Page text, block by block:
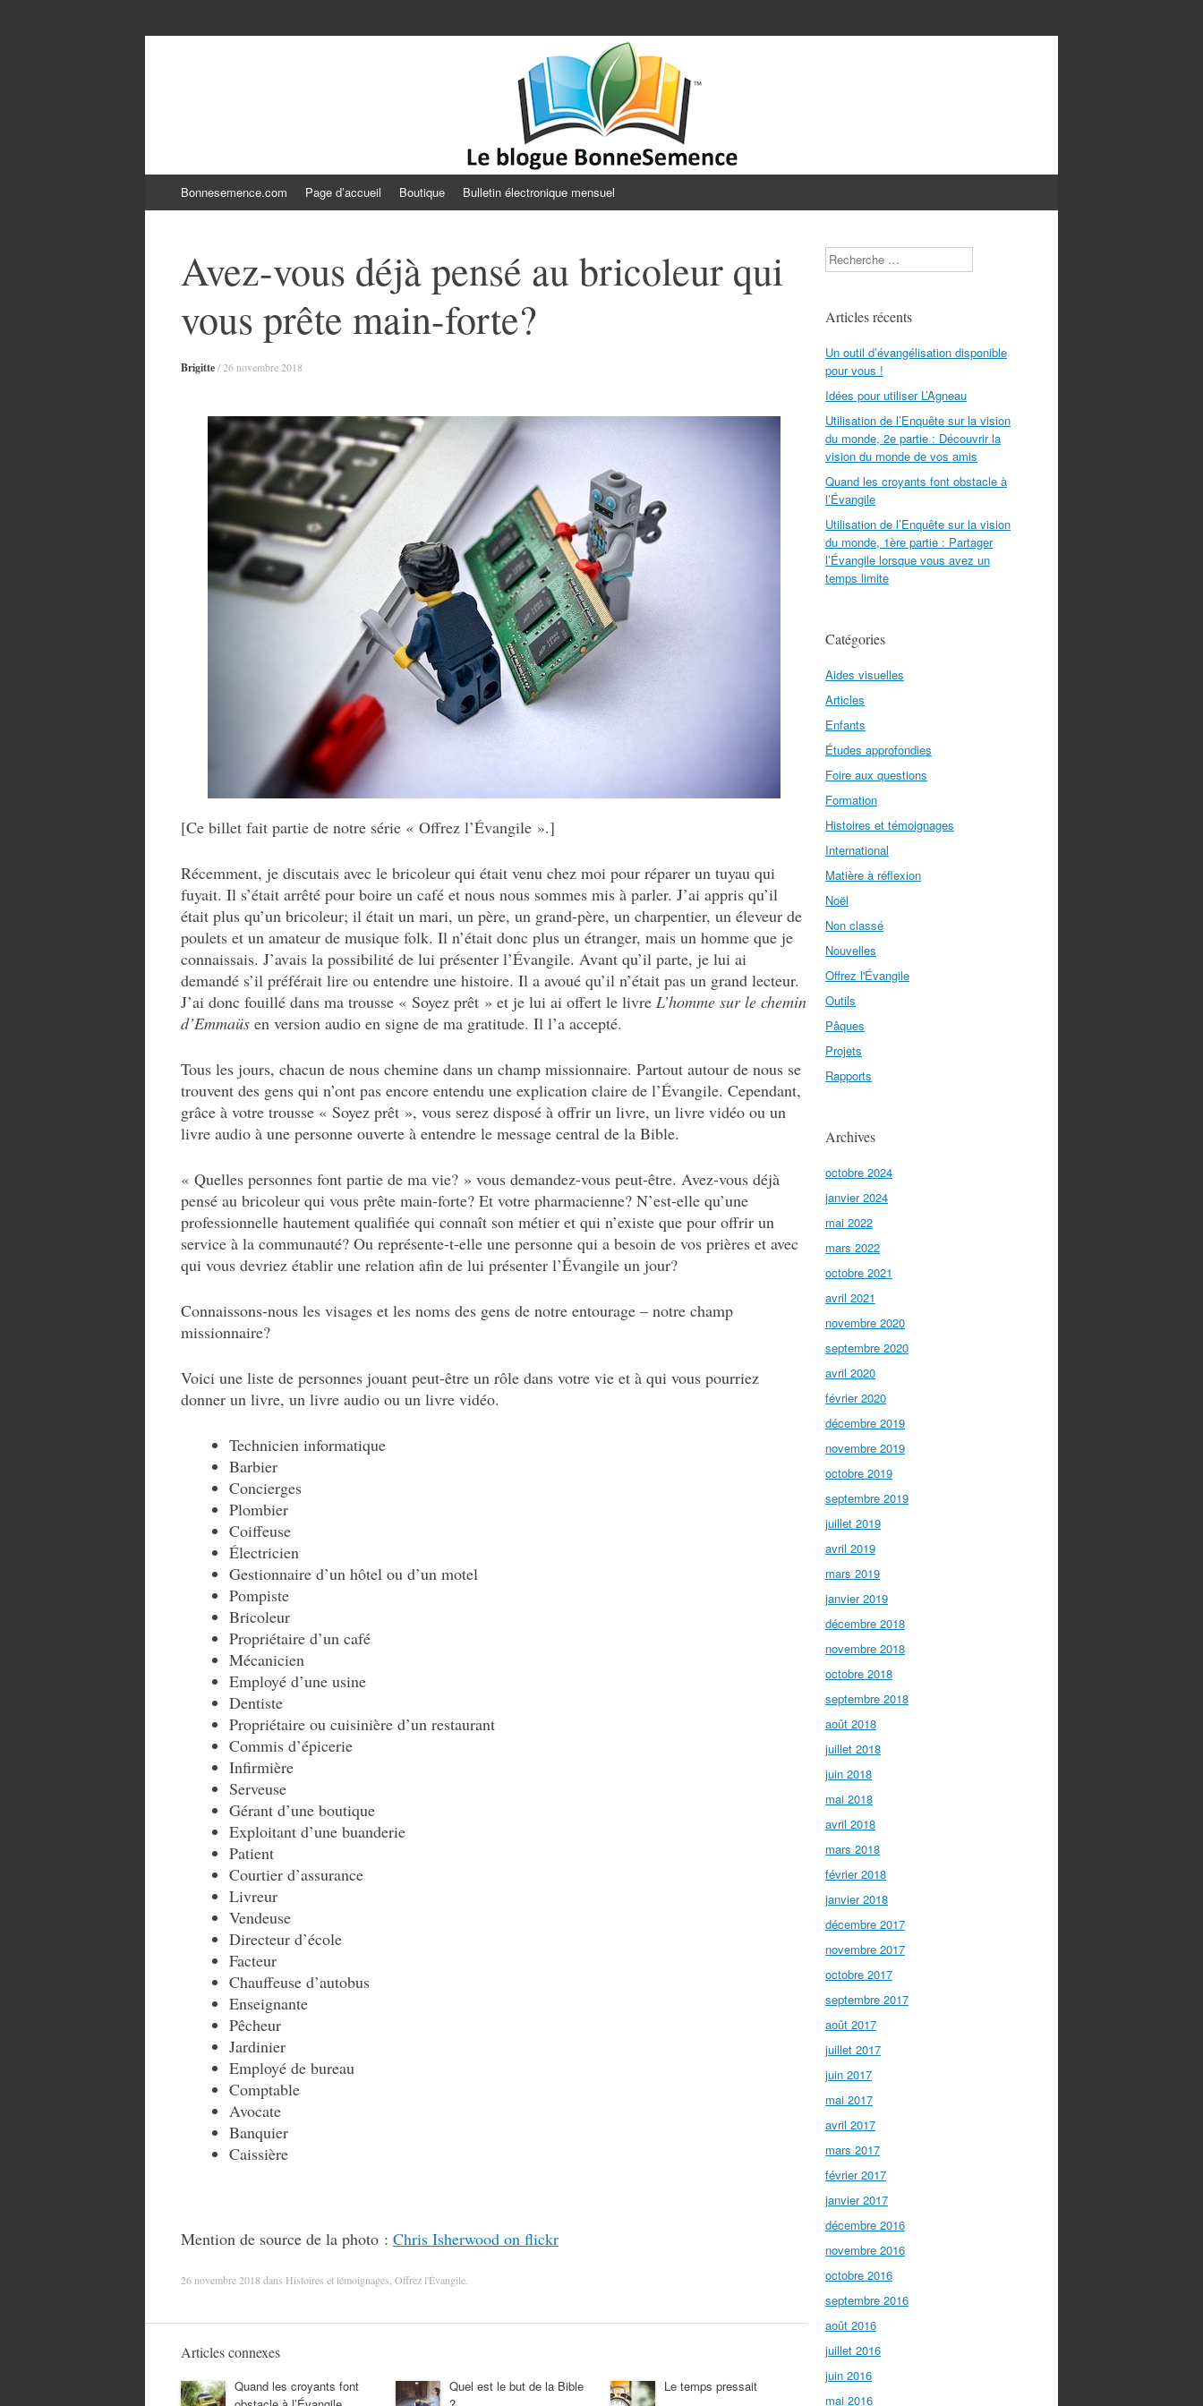
au
Bonnesemence.com Page d’accueil Boutique Bulletin électronique mensuel
Avez-vous déjà pensé au bricoleur qui
vous prête main-forte?
Brigitte/26 novembre 2018
[Ce billet fait partie de notre série « Offrez l’Évangile ».]
Récemment, je discutais avec le bricoleur qui était venu chez moi pour réparer un tuyau qui
fuyait. Il s’était arrêté pour boire un café et nous nous sommes mis à parler. J’ai appris qu’il
était plus qu’un bricoleur; il était un mari, un père, un grand-père, un charpentier, un éleveur de
poulets et un amateur de musique folk. Il n’était donc plus un étranger, mais un homme que je
connaissais. J’avais la possibilité de lui présenter l’Évangile. Avant qu’il parte, je lui ai
demandé s’il préférait lire ou entendre une histoire. Il a avoué qu’il n’était pas un grand lecteur.
J’ai donc fouillé dans ma trousse « Soyez prêt » et je lui ai offert le livre L’homme sur le chemin
d’Emmaüs en version audio en signe de ma gratitude. Il l’a accepté.
Tous les jours, chacun de nous chemine dans un champ missionnaire. Partout autour de nous se
trouvent des gens qui n’ont pas encore entendu une explication claire de l’Évangile. Cependant,
grâce à votre trousse « Soyez prêt », vous serez disposé à offrir un livre, un livre vidéo ou un
livre audio à une personne ouverte à entendre le message central de la Bible.
« Quelles personnes font partie de ma vie? » vous demandez-vous peut-être. Avez-vous déjà
pensé au bricoleur qui vous prête main-forte? Et votre pharmacienne? N’est-elle qu’une
professionnelle hautement qualifiée qui connaît son métier et qui n’existe que pour offrir un
service à la communauté? Ou représente-t-elle une personne qui a besoin de vos prières et avec
qui vous devriez établir une relation afin de lui présenter l’Évangile un jour?
Connaissons-nous les visages et les noms des gens de notre entourage – notre champ
missionnaire?
Voici une liste de personnes jouant peut-être un rôle dans votre vie et à qui vous pourriez
donner un livre, un livre audio ou un livre vidéo.
Technicien informatique
Barbier
Concierges
Plombier
Coiffeuse
Électricien
Gestionnaire d’un hôtel ou d’un motel
Pompiste
Bricoleur
Propriétaire d’un café
Mécanicien
Employé d’une usine
Dentiste
Propriétaire ou cuisinière d’un restaurant
Commis d’épicerie
Infirmière
Serveuse
Gérant d’une boutique
Exploitant d’une buanderie
Patient
Courtier d’assurance
Livreur
Vendeuse
Directeur d’école
Facteur
Chauffeuse d’autobus
Enseignante
Pêcheur
Jardinier
Employé de bureau
Comptable
Avocate
Banquier
Caissière
Mention de source de la photo : Chris Isherwood on flickr
26 novembre 2018 dans Histoires et témoignages Offrez l'Évangile
Articles connexes
Quand les croyants font
Quel est le but de la Bible
Le temps pressait
Search
Articles récents
Un outil d’évangélisation disponible
pour vous !
Idées pour utiliser L’Agneau
Utilisation de l’Enquête sur la vision
du monde, 2e partie : Découvrir la
vision du monde de vos amis
Quand les croyants font obstacle à
l’Évangile
Utilisation de l’Enquête sur la vision
du monde, 1ère partie : Partager
l’Évangile lorsque vous avez un
temps limite
Catégories
Aides visuelles
Articles
Enfants
Études approfondies
Foire aux questions
Formation
Histoires et témoignages
International
Matière à réflexion
Noël
Non classé
Nouvelles
Offrez l'Évangile
Outils
Pâques
Projets
Rapports
Archives
octobre 2024
janvier 2024
mai 2022
mars 2022
octobre 2021
avril 2021
novembre 2020
septembre 2020
avril 2020
février 2020
décembre 2019
novembre 2019
octobre 2019
septembre 2019
juillet 2019
avril 2019
mars 2019
janvier 2019
décembre 2018
novembre 2018
octobre 2018
septembre 2018
août 2018
juillet 2018
juin 2018
mai 2018
avril 2018
mars 2018
février 2018
janvier 2018
décembre 2017
novembre 2017
octobre 2017
septembre 2017
août 2017
juillet 2017
juin 2017
mai 2017
avril 2017
mars 2017
février 2017
janvier 2017
décembre 2016
novembre 2016
octobre 2016
septembre 2016
août 2016
juillet 2016
juin 2016
mai 2016